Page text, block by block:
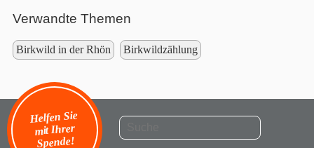
Verwandte Themen
Birkwild in der Rhön Birkwildzählung
Helfen Sie
mit Ihrer
Spende!